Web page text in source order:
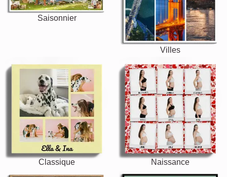
Saisonnier
Villes
Classique Naissance